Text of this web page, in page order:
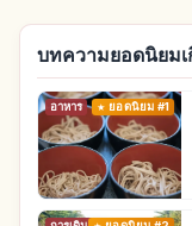
บทความยอดนิยม
อาหาร ยอดนิยม #1